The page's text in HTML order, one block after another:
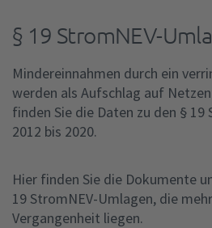
§ 19 StromNEV-
Mindereinnahmen durch ein
werden als Aufschlag auf
finden Sie die Daten zu den § 19
2012 bis 2020.
Hier finden Sie die Dokumente
19 StromNEV-Umlagen, die
Vergangenheit liegen.